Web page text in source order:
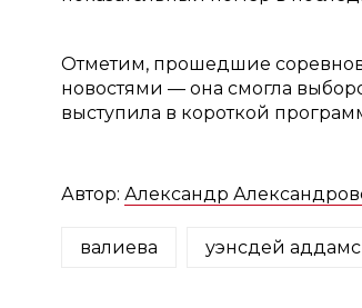
Отметим, прошедшие
новостями — она смогла
выступила в короткой
Автор: Александр
валиева уэнсдей аддамс